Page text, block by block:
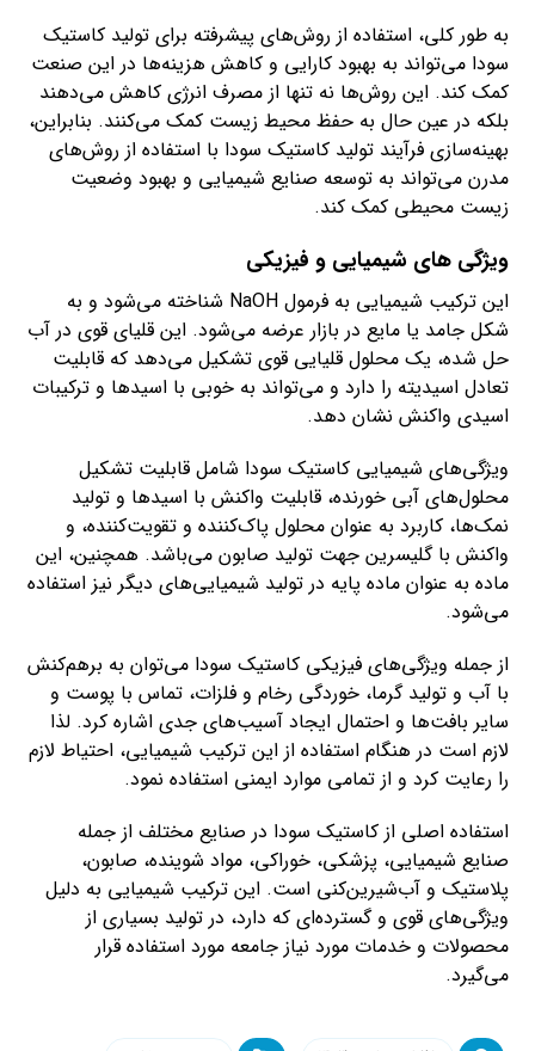
به طور کلی، استفاده از روش‌های پیشرفته برای تولید کاستیک
سودا می‌تواند به بهبود کارایی و کاهش هزینه‌ها در این صنعت
کمک کند. این روش‌ها نه تنها از مصرف انرژی کاهش می‌دهند
بلکه در عین حال به حفظ محیط زیست کمک می‌کنند. بنابراین،
بهینه‌سازی فرآیند تولید کاستیک سودا با استفاده از روش‌های
مدرن می‌تواند به توسعه صنایع شیمیایی و بهبود وضعیت
زیست محیطی کمک کند.
ویژگی های شیمیایی و فیزیکی
این ترکیب شیمیایی به فرمول NaOH شناخته می‌شود و به
شکل جامد یا مایع در بازار عرضه می‌شود. این قلیای قوی در آب
حل شده، یک محلول قلیایی قوی تشکیل می‌دهد که قابلیت
تعادل اسیدیته را دارد و می‌تواند به خوبی با اسیدها و ترکیبات
اسیدی واکنش نشان دهد.
ویژگی‌های شیمیایی کاستیک سودا شامل قابلیت تشکیل
محلول‌های آبی خورنده، قابلیت واکنش با اسیدها و تولید
نمک‌ها، کاربرد به عنوان محلول پاک‌کننده و تقویت‌کننده، و
واکنش با گلیسرین جهت تولید صابون می‌باشد. همچنین، این
ماده به عنوان ماده پایه در تولید شیمیایی‌های دیگر نیز استفاده
می‌شود.
از جمله ویژگی‌های فیزیکی کاستیک سودا می‌توان به برهم‌کنش
با آب و تولید گرما، خوردگی رخام و فلزات، تماس با پوست و
سایر بافت‌ها و احتمال ایجاد آسیب‌های جدی اشاره کرد. لذا
لازم است در هنگام استفاده از این ترکیب شیمیایی، احتیاط لازم
را رعایت کرد و از تمامی موارد ایمنی استفاده نمود.
استفاده اصلی از کاستیک سودا در صنایع مختلف از جمله
صنایع شیمیایی، پزشکی، خوراکی، مواد شوینده، صابون،
پلاستیک و آب‌شیرین‌کنی است. این ترکیب شیمیایی به دلیل
ویژگی‌های قوی و گسترده‌ای که دارد، در تولید بسیاری از
محصولات و خدمات مورد نیاز جامعه مورد استفاده قرار
می‌گیرد.